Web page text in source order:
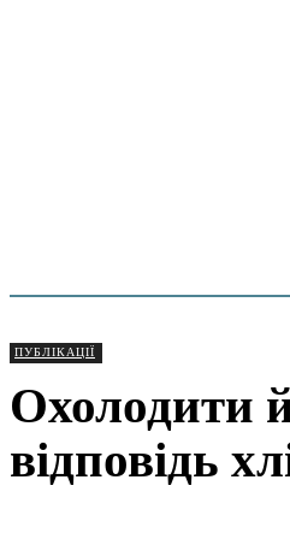
ПУБЛІКАЦІЇ
Охолодити
відповідь